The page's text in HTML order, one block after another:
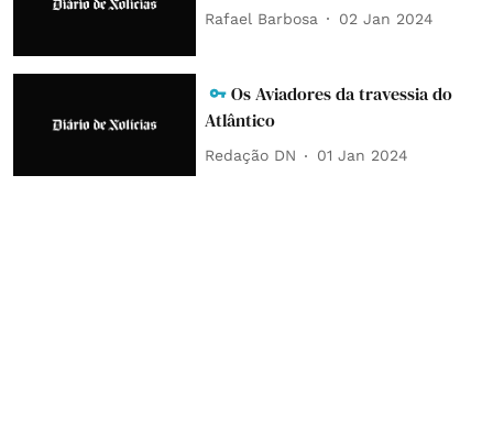
Rafael Barbosa 02 Jan 2024
Os Aviadores da travessia do
Atlântico
Redação DN 01 Jan 2024